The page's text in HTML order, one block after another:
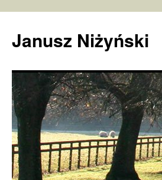
Janusz Niżyński